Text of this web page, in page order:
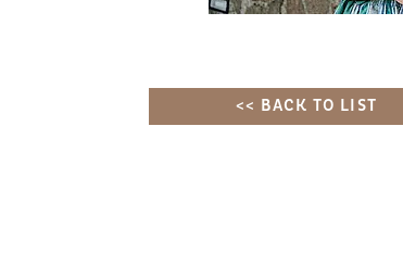
<< BACK TO LIST